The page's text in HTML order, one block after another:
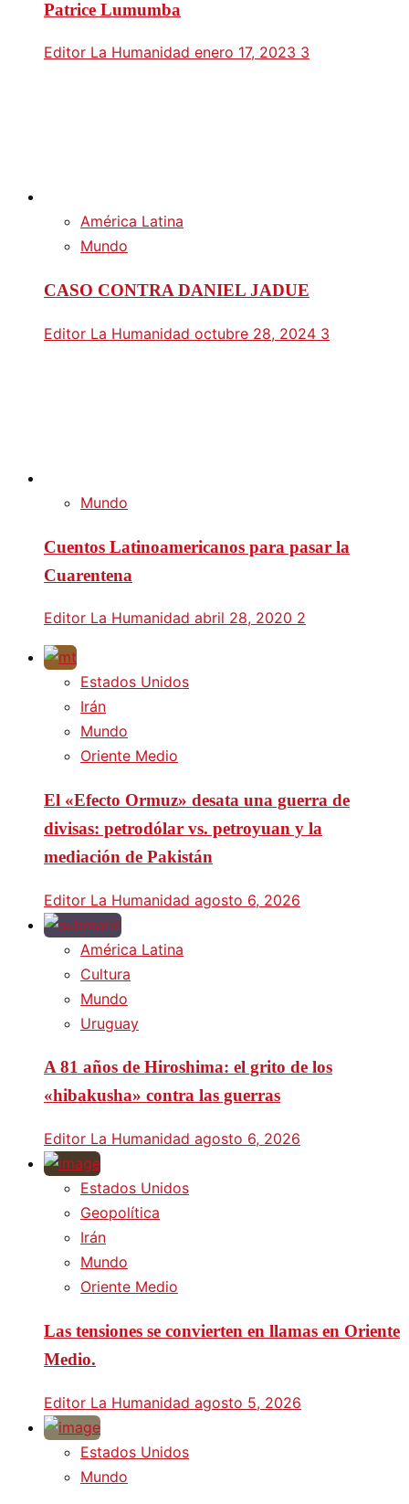
Patrice Lumumba
Editor La Humanidad enero 17, 2023 3
América Latina
Mundo
CASO CONTRA DANIEL JADUE
Editor La Humanidad octubre 28, 2024 3
Mundo
Cuentos Latinoamericanos para pasar la
Cuarentena
Editor La Humanidad abril 28, 2020 2
Estados Unidos
Irán
Mundo
Oriente Medio
El «Efecto Ormuz» desata una guerra de
divisas: petrodólar vs. petroyuan y la
mediación de Pakistán
Editor La Humanidad agosto 6, 2026
América Latina
Cultura
Mundo
Uruguay
A 81 años de Hiroshima: el grito de los
«hibakusha» contra las guerras
Editor La Humanidad agosto 6, 2026
Estados Unidos
Geopolítica
Irán
Mundo
Oriente Medio
Las tensiones se convierten en llamas en Oriente
Medio.
Editor La Humanidad agosto 5, 2026
Estados Unidos
Mundo